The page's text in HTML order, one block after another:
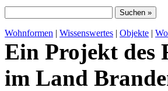
Wohnformen | Wissenswertes | Objekte |
Ein Projekt des
im Land